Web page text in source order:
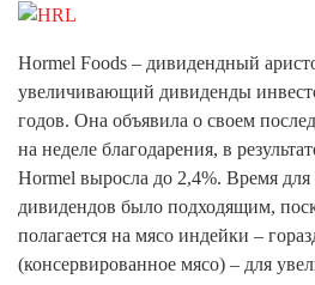
Hormel Foods – дивидендный
увеличивающий дивиденды
годов. Она объявила о своем
на неделе благодарения, в
Hormel выросла до 2,4%. Время для
дивидендов было подходящим,
полагается на мясо индейки –
(консервированное мясо) – для